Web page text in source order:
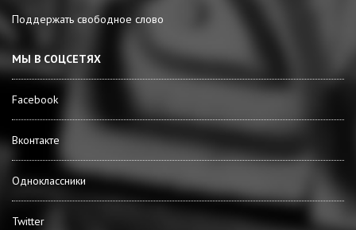
Поддержать свободное слово
МЫ В СОЦСЕТЯХ
Facebook
Вконтакте
Одноклассники
Twitter